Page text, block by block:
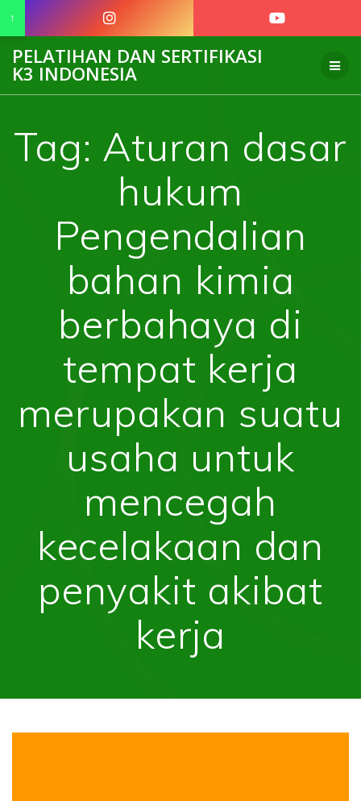
to
PELATIHAN DAN SERTIFIKASI
K3 INDONESIA
Tag: Aturan dasar
hukum
Pengendalian
bahan kimia
berbahaya di
tempat kerja
merupakan suatu
usaha untuk
mencegah
kecelakaan dan
penyakit akibat
kerja
↑